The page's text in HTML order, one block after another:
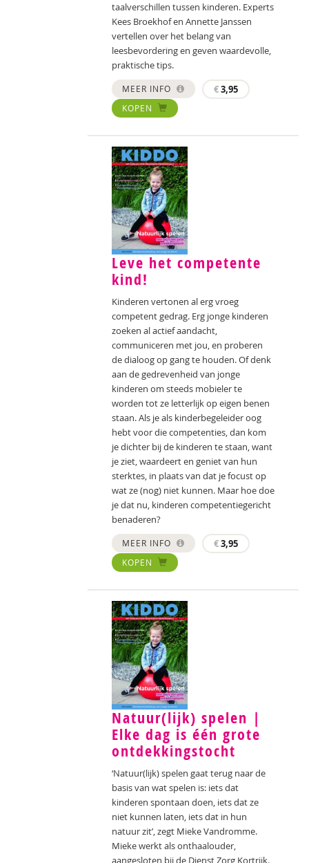
taalverschillen tussen kinderen. Experts
Kees Broekhof en Annette Janssen
vertellen over het belang van
leesbevordering en geven waardevolle,
praktische tips.
MEER INFO €3,95
KOPEN
Leve het competente
kind!
Kinderen vertonen al erg vroeg
competent gedrag. Erg jonge kinderen
zoeken al actief aandacht,
communiceren met jou, en proberen
de dialoog op gang te houden. Of denk
aan de gedrevenheid van jonge
kinderen om steeds mobieler te
worden tot ze letterlijk op eigen benen
staan. Als je als kinderbegeleider oog
hebt voor die competenties, dan kom
je dichter bij de kinderen te staan, want
je ziet, waardeert en geniet van hun
sterktes, in plaats van dat je focust op
wat ze (nog) niet kunnen. Maar hoe doe
je dat nu, kinderen competentiegericht
benaderen?
MEER INFO €3,95
KOPEN
Natuur(lijk) spelen |
Elke dag is één grote
ontdekkingstocht
‘Natuur(lijk) spelen gaat terug naar de
basis van wat spelen is: iets dat
kinderen spontaan doen, iets dat ze
niet kunnen laten, iets dat in hun
natuur zit’, zegt Mieke Vandromme.
Mieke werkt als onthaalouder,
aangesloten bij de Dienst Zorg Kortrijk.